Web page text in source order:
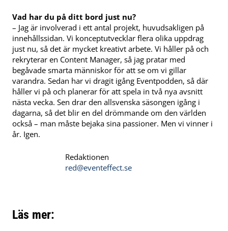
Vad har du på ditt bord just nu?
– Jag är involverad i ett antal projekt, huvudsakligen på
innehållssidan. Vi konceptutvecklar flera olika uppdrag
just nu, så det är mycket kreativt arbete. Vi håller på och
rekryterar en Content Manager, så jag pratar med
begåvade smarta människor för att se om vi gillar
varandra. Sedan har vi dragit igång Eventpodden, så där
håller vi på och planerar för att spela in två nya avsnitt
nästa vecka. Sen drar den allsvenska säsongen igång i
dagarna, så det blir en del drömmande om den världen
också – man måste bejaka sina passioner. Men vi vinner i
år. Igen.
Redaktionen
red@eventeffect.se
Läs mer: